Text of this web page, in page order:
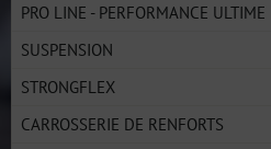
PRO LINE - PERFORMANCE ULTIME
SUSPENSION
STRONGFLEX
CARROSSERIE DE RENFORTS